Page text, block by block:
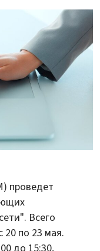
проведет
Всего
20 по 23 мая.